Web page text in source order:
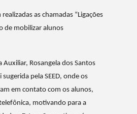
as chamadas “Ligações
de mobilizar alunos
Auxiliar, Rosangela dos Santos
pela SEED, onde os
em contato com os alunos,
motivando para a